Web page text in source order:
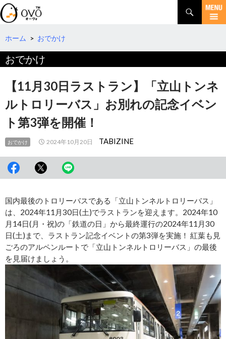
検
索
コ
テ
ツ
へ
ホーム > おでかけ
おでかけ
【11月30日ラストラン】「立山トンネ
ルトロリーバス」お別れの記念イベン
ト第3弾を開催！
おでかけ 2024年10月20日 TABIZINE
国内最後のトロリーバスである「立山トンネルトロリーバス」
は、2024年11月30日(土)でラストランを迎えます。2024年10
月14日(月・祝)の「鉄道の日」から最終運行の2024年11月30
日(土)まで、ラストラン記念イベントの第3弾を実施！ 紅葉も見
ごろのアルペンルートで「立山トンネルトロリーバス」の最後
を見届けましょう。